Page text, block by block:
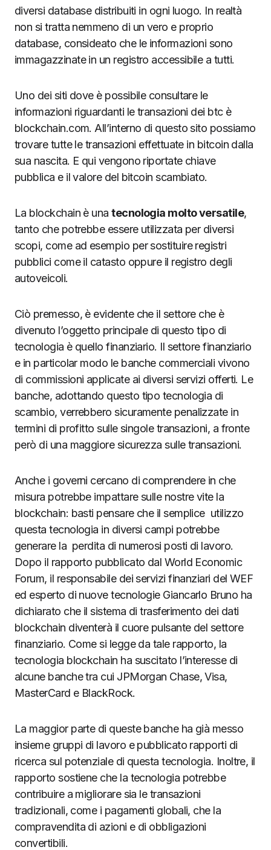
diversi database distribuiti in ogni luogo. In realtà
non si tratta nemmeno di un vero e proprio
database, consideato che le informazioni sono
immagazzinate in un registro accessibile a tutti.
Uno dei siti dove è possibile consultare le
informazioni riguardanti le transazioni dei btc è
blockchain.com. All’interno di questo sito possiamo
trovare tutte le transazioni effettuate in bitcoin dalla
sua nascita. E qui vengono riportate chiave
pubblica e il valore del bitcoin scambiato.
La blockchain è unatecnologia molto versatile,
tanto che potrebbe essere utilizzata per diversi
scopi, come ad esempio per sostituire registri
pubblici come il catasto oppure il registro degli
autoveicoli.
Ciò premesso, è evidente che il settore che è
divenuto l’oggetto principale di questo tipo di
tecnologia è quello finanziario. Il settore finanziario
e in particolar modo le banche commerciali vivono
di commissioni applicate ai diversi servizi offerti. Le
banche, adottando questo tipo tecnologia di
scambio, verrebbero sicuramente penalizzate in
termini di profitto sulle singole transazioni, a fronte
però di una maggiore sicurezza sulle transazioni.
Anche i governi cercano di comprendere in che
misura potrebbe impattare sulle nostre vite la
blockchain: basti pensare che il semplice utilizzo
questa tecnologia in diversi campi potrebbe
generare la perdita di numerosi posti di lavoro.
Dopo il rapporto pubblicato dal World Economic
Forum, il responsabile dei servizi finanziari del WEF
ed esperto di nuove tecnologie Giancarlo Bruno ha
dichiarato che il sistema di trasferimento dei dati
blockchain diventerà il cuore pulsante del settore
finanziario. Come si legge da tale rapporto, la
tecnologia blockchain ha suscitato l’interesse di
alcune banche tra cui JPMorgan Chase, Visa,
MasterCard e BlackRock.
La maggior parte di queste banche ha già messo
insieme gruppi di lavoro e pubblicato rapporti di
ricerca sul potenziale di questa tecnologia. Inoltre, il
rapporto sostiene che la tecnologia potrebbe
contribuire a migliorare sia le transazioni
tradizionali, come i pagamenti globali, che la
compravendita di azioni e di obbligazioni
convertibili.